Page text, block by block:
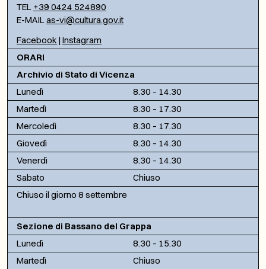
TEL +39 0424 524890
E-MAILas-vi@cultura.gov.it
Facebook | Instagram
ORARI
Archivio di Stato di Vicenza
Lunedì
8.30 – 14.30
Martedì
8.30 – 17.30
Mercoledì
8.30 – 17.30
Giovedì
8.30 – 14.30
Venerdì
8.30 – 14.30
Sabato
Chiuso
Chiuso il giorno 8 settembre
Sezione di Bassano del Grappa
Lunedì
8.30 – 15.30
Martedì
Chiuso